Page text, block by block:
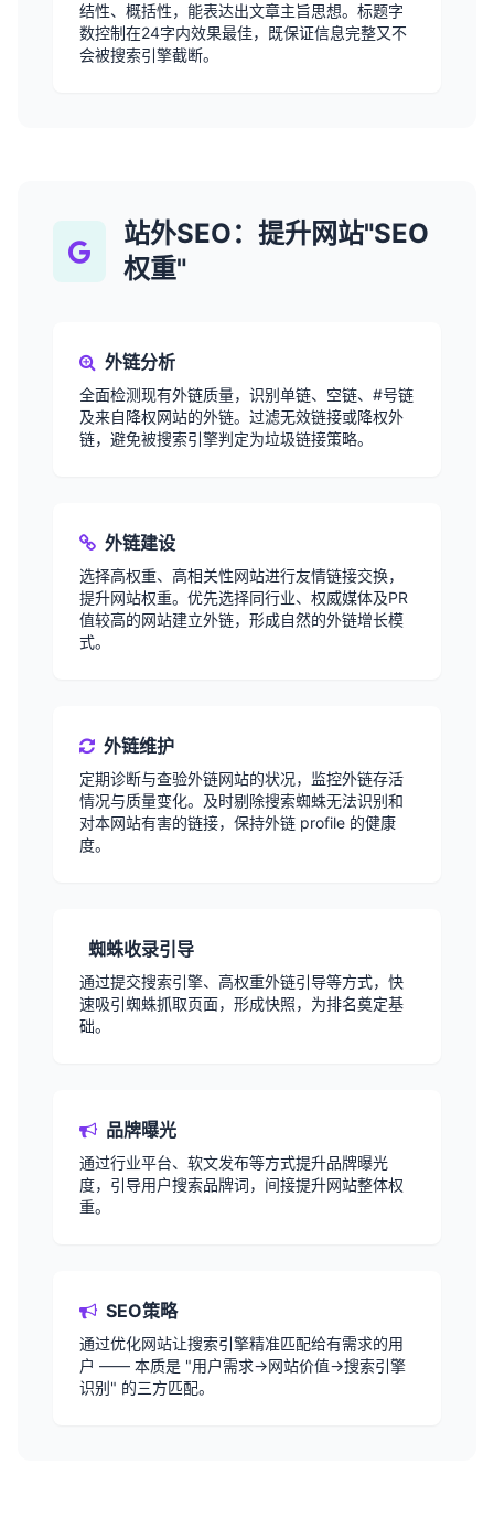
结性、概括性，能表达出文章主旨思想。标题字
数控制在24字内效果最佳，既保证信息完整又不
会被搜索引擎截断。
站外SEO：提升网站"SEO
权重"
外链分析
全面检测现有外链质量，识别单链、空链、#号链
及来自降权网站的外链。过滤无效链接或降权外
链，避免被搜索引擎判定为垃圾链接策略。
外链建设
选择高权重、高相关性网站进行友情链接交换，
提升网站权重。优先选择同行业、权威媒体及PR
值较高的网站建立外链，形成自然的外链增长模
式。
外链维护
定期诊断与查验外链网站的状况，监控外链存活
情况与质量变化。及时剔除搜索蜘蛛无法识别和
对本网站有害的链接，保持外链 profile 的健康
度。
蜘蛛收录引导
通过提交搜索引擎、高权重外链引导等方式，快
速吸引蜘蛛抓取页面，形成快照，为排名奠定基
础。
品牌曝光
通过行业平台、软文发布等方式提升品牌曝光
度，引导用户搜索品牌词，间接提升网站整体权
重。
SEO策略
通过优化网站让搜索引擎精准匹配给有需求的用
户 —— 本质是 "用户需求→网站价值→搜索引擎
识别" 的三方匹配。